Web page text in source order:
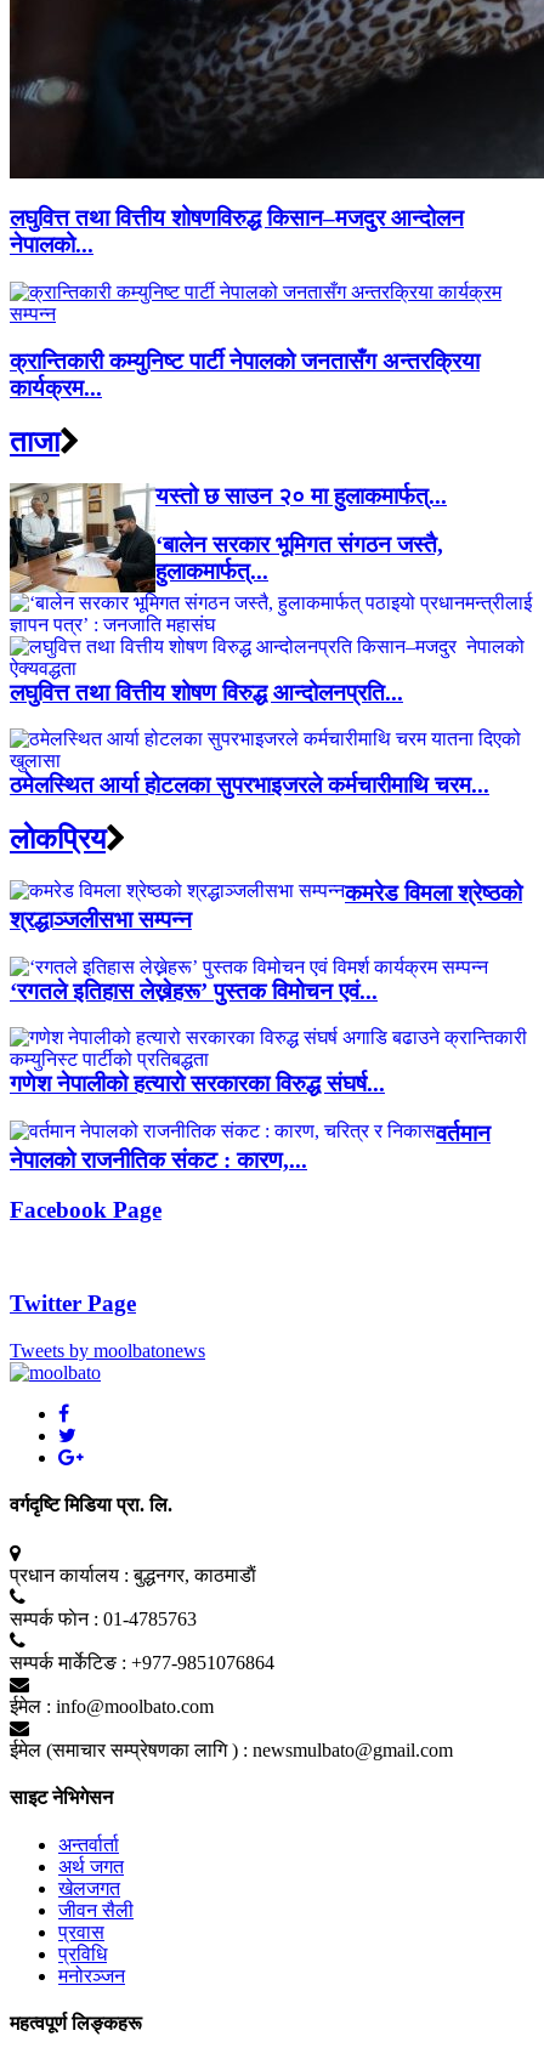
लघुवित्त तथा वित्तीय शोषणविरुद्ध किसान–मजदुर आन्दोलन
नेपालको...
क्रान्तिकारी कम्युनिष्ट पार्टी नेपालको जनतासँग अन्तरक्रिया
कार्यक्रम...
ताजा
यस्तो छ साउन २० मा हुलाकमार्फत्...
‘बालेन सरकार भूमिगत संगठन जस्तै,
हुलाकमार्फत्...
लघुवित्त तथा वित्तीय शोषण विरुद्ध आन्दोलनप्रति...
ठमेलस्थित आर्या होटलका सुपरभाइजरले कर्मचारीमाथि चरम...
लाेकप्रिय
कमरेड विमला श्रेष्ठको
श्रद्धाञ्जलीसभा सम्पन्न
‘रगतले इतिहास लेख्नेहरू’ पुस्तक विमोचन एवं...
गणेश नेपालीको हत्यारो सरकारका विरुद्ध संघर्ष...
वर्तमान
नेपालको राजनीतिक संकट : कारण,...
Facebook Page
Twitter Page
Tweets by moolbatonews
वर्गदृष्टि मिडिया प्रा. लि.
प्रधान कार्यालय : बुद्धनगर, काठमाडाैं
सम्पर्क फाेन : 01-4785763
सम्पर्क मार्केटिङ : +977-9851076864
ईमेल : info@moolbato.com
ईमेल (समाचार सम्प्रेषणका लागि ) : newsmulbato@gmail.com
साइट नेभिगेसन
अन्तर्वार्ता
अर्थ जगत
खेलजगत
जीवन सैली
प्रवास
प्रविधि
मनोरञ्जन
महत्वपूर्ण लिङ्कहरू